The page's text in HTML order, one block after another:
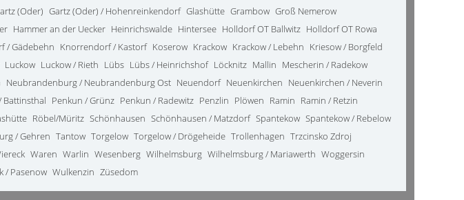
(Oder) Gartz (Oder) / Hohenreinkendorf Glashütte Grambow Groß Nemerow
Hammer an der Uecker Heinrichswalde Hintersee Holldorf OT Ballwitz Holldorf OT Rowa
/ Gädebehn Knorrendorf / Kastorf Koserow Krackow Krackow / Lebehn Kriesow / Borgfeld
Luckow Luckow / Rieth Lübs Lübs / Heinrichshof Löcknitz Mallin Mescherin / Radekow
Neubrandenburg / Neubrandenburg Ost Neuendorf Neuenkirchen Neuenkirchen / Neverin
Battinsthal Penkun / Grünz Penkun / Radewitz Penzlin Plöwen Ramin Ramin / Retzin
Röbel/Müritz Schönhausen Schönhausen / Matzdorf Spantekow Spantekow / Rebelow
/ Gehren Tantow Torgelow Torgelow / Drögeheide Trollenhagen Trzcinsko Zdroj
Waren Warlin Wesenberg Wilhelmsburg Wilhelmsburg / Mariawerth Woggersin
/ Pasenow Wulkenzin Züsedom